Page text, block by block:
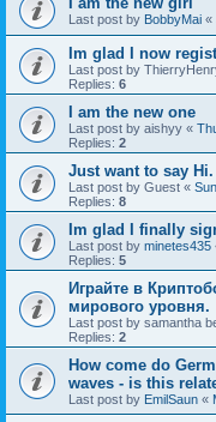
Last post by BobbyMai «
Im glad I now
Last post by
Replies: 6
I am the new one
Last post by aishyy «
Replies: 2
Just want to say Hi.
Last post by Guest «
Replies: 8
Im glad I finally
Last post by minetes435
Replies: 5
Играйте в
мирового уровня.
Last post by samantha
Replies: 2
How come do
waves - is this
Last post by EmilSaun «